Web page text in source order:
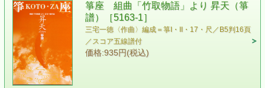
箏座 組曲「竹取物語」より 昇天（箏
譜）［5163-1］
三宅一徳〈作曲〉 編成＝箏I・II・17・尺／B5判16頁
／スコア五線譜付
価格:935円(税込)